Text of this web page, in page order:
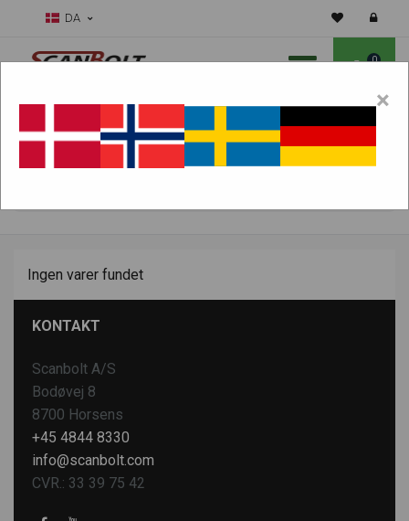
DA
0
Ingen varer fundet
KONTAKT
Scanbolt A/S
Bodøvej 8
8700 Horsens
+45 4844 8330
info@scanbolt.com
CVR.: 33 39 75 42
×